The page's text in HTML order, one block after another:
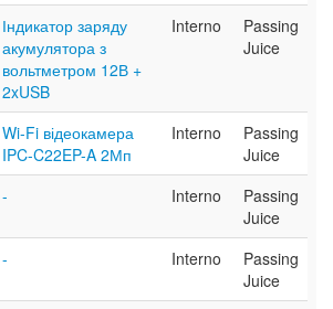
Індикатор заряду
акумулятора з
вольтметром 12В +
2xUSB
Interno
Passing
Juice
Wi-Fi відеокамера
IPC-C22EP-A 2Мп
Interno
Passing
Juice
-
Interno
Passing
Juice
-
Interno
Passing
Juice